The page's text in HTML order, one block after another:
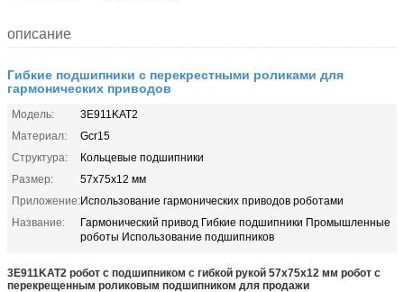
описание
Гибкие подшипники с перекрестными роликами для
гармонических приводов
Модель:
3E911KAT2
Материал:
Gcr15
Структура:
Кольцевые подшипники
Размер:
57x75x12 мм
Приложение:Использование гармонических приводов роботами
Название:
Гармонический привод Гибкие подшипники Промышленные
роботы Использование подшипников
3E911KAT2 робот с подшипником с гибкой рукой 57x75x12 мм робот с
перекрещенным роликовым подшипником для продажи